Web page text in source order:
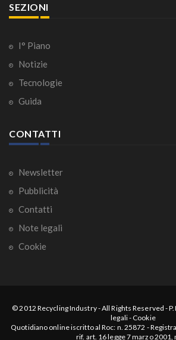
SEZIONI
I° Piano
Notizie
Tecnologie
Guida
CONTATTI
Newsletter
Pubblicità
Contatti
Note legali
Cookie
© 2012 Recycling Industry-All Rights Reserved -
legali- Cookie
Quotidiano online iscritto al Roc: n. 25872 -
rif. art. 16 legge 7 marzo 2001,